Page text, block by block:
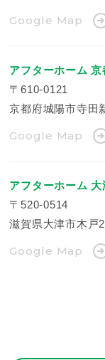
Google Map
アフターホーム 京
〒610-0121
京都府城陽市寺田
Google Map
アフターホーム 大
〒520-0514
滋賀県大津市木戸
Google Map